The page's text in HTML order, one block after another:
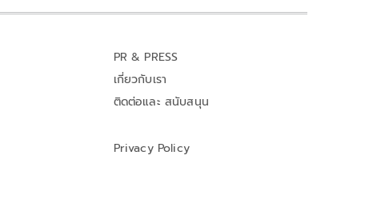
PR & PRESS
เกี่ยวกับเรา
ติดต่อและ สนับสนุน
Privacy Policy